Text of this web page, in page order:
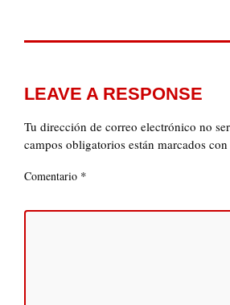
LEAVE A RESPONSE
Tu dirección de correo electrónico no
campos obligatorios están marcados con
Comentario *